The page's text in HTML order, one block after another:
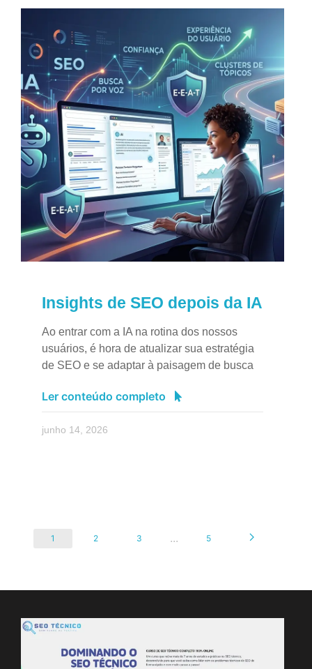
Insights de SEO depois da IA
Ao entrar com a IA na rotina dos nossos
usuários, é hora de atualizar sua estratégia
de SEO e se adaptar à paisagem de busca
Ler conteúdo completo
junho 14, 2026
1 2 3 ... 5